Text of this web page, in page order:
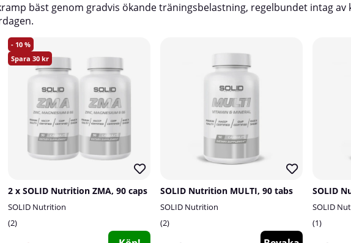
bäst genom gradvis ökande träningsbelastning, regelbundet intag av
10
30
2 x SOLID Nutrition ZMA, 90 caps
SOLID Nutrition
2
SOLID Nutrition MULTI, 90 tabs
SOLID Nutrition
2
SOLID
1